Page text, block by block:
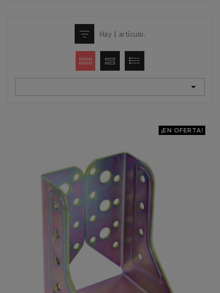
Hay 1 artículo.

¡EN OFERTA!